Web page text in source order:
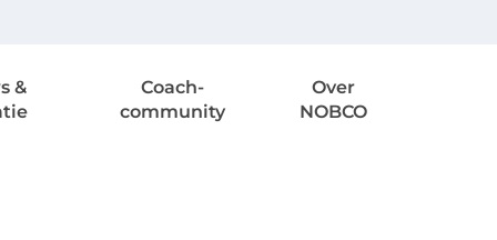
&
Coach-
community
Over
NOBCO